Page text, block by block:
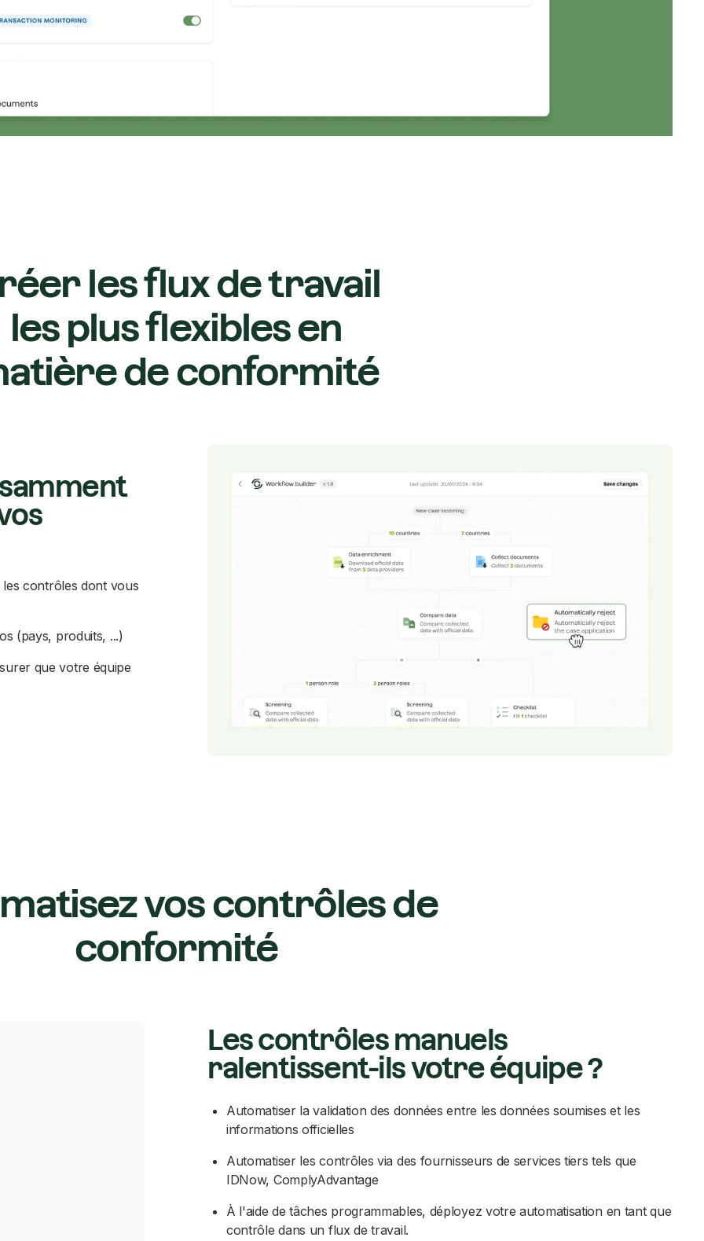
les flux de travail
les plus flexibles en
de conformité
contrôles dont vous
(pays, produits, ...)
que votre équipe
vos contrôles de
conformité
Les contrôles manuels
ralentissent-ils votre équipe ?
Automatiser la validation des données entre les données soumises et les
informations officielles
Automatiser les contrôles via des fournisseurs de services tiers tels que
IDNow, ComplyAdvantage
À l'aide de tâches programmables, déployez votre automatisation en tant que
contrôle dans un flux de travail.